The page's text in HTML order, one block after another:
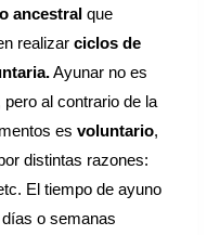
ancestralque
realizar ciclos de
Ayunar no es
al contrario de la
es voluntario,
distintas razones:
El tiempo de ayuno
o semanas